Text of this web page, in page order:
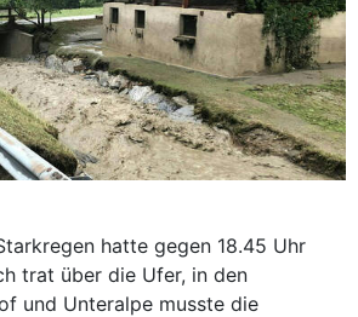
hatte gegen 18.45 Uhr
trat über die Ufer, in den
und Unteralpe musste die